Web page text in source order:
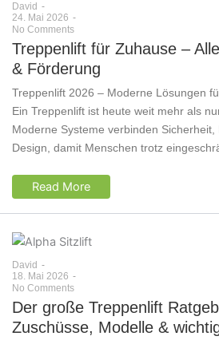
David -
24. Mai 2026 -
No Comments
Treppenlift für Zuhause –
& Förderung
Treppenlift 2026 – Moderne Lösungen
Ein Treppenlift ist heute weit mehr als
Moderne Systeme verbinden
Design, damit Menschen trotz
Read More
David -
18. Mai 2026 -
No Comments
Der große Treppenlift
Zuschüsse, Modelle &